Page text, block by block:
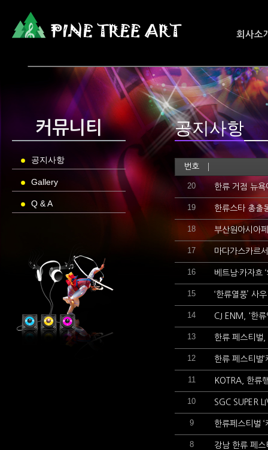
회사소
커뮤니티
공지사항
Gallery
Q & A
공지사항
번호
20 한류 거점 뉴욕
19 한류스타 총
18 부산원아시아
17 마다가스카르
16 베트남·카자흐
15 ‘한류열풍’ 사
14 CJ ENM, '한류
13 한류 페스티벌
12 한류 페스티벌
11 KOTRA, 한류
10 SGC SUPER
9 한류페스티벌
8 강남 한류 페스